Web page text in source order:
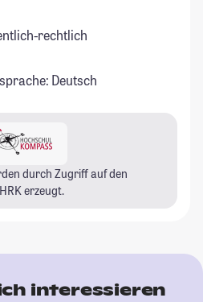
rechtlich
Deutsch
durch Zugriff auf den
erzeugt.
interessieren